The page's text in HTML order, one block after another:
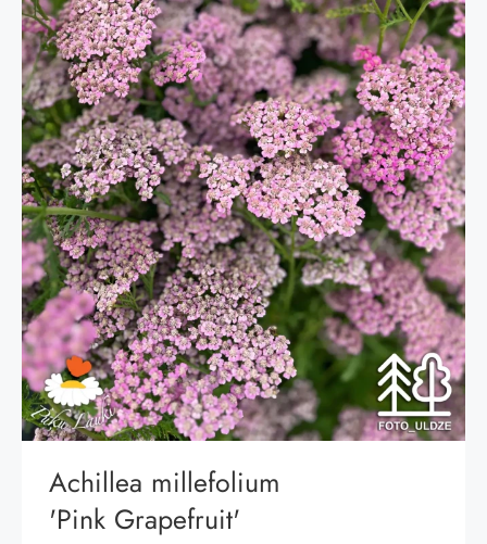
Achillea millefolium
'Pink Grapefruit'